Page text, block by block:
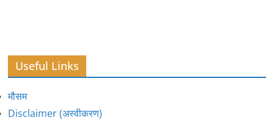
Useful Links
मौसम
Disclaimer (अस्वीकरण)